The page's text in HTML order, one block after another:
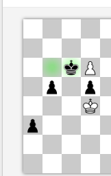
Negras
Tiempo: 8 minutes/
Esta partida es por puntos